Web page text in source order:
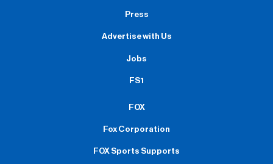
Press
Advertise with Us
Jobs
FS1
FOX
Fox Corporation
FOX Sports Supports